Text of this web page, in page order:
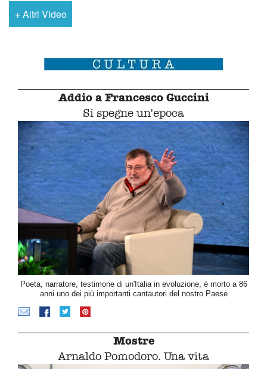
+Altri Video
Addio a Francesco Guccini
Si spegne un'epoca
Poeta, narratore, testimone di un'Italia in evoluzione, è morto a 86
anni uno dei più importanti cantautori del nostro Paese
Mostre
Arnaldo Pomodoro. Una vita